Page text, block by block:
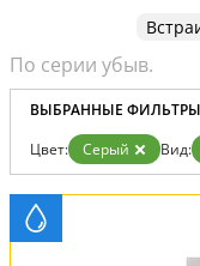
ВЫБРАННЫЕ
Цвет: Серый Вид: